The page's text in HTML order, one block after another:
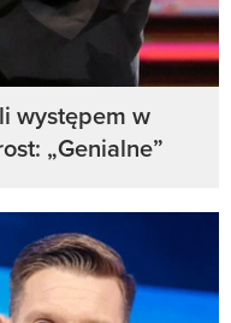
występem w
„Genialne”